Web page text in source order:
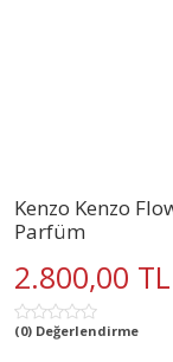
Kenzo Kenzo
Parfüm
2.800,00 TL
(0) Değerlendirme